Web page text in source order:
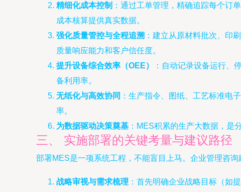
精细化成本控制 ：通过工单管理，精确追踪每个订
成本核算提供真实数据。
强化质量管控与全程追溯 ：建立从原材料批次、印
质量响应能力和客户信任度。
提升设备综合效率（OEE）
：自动记录设备运行、
备利用率。
无纸化与高效协同 ：生产指令、图纸、工艺标准电
率。
为数据驱动决策奠基 ：MES积累的生产大数据，是
三、 实施部署的关键考量与建议路径
部署MES是一项系统工程，不能盲目上马。企业管理咨询
战略审视与需求梳理 ：首先明确企业战略目标（如